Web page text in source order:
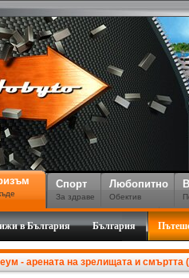
Спорт
За здраве
Любопитно
Обектив
в България България
- арената на зрелищата и смъртта